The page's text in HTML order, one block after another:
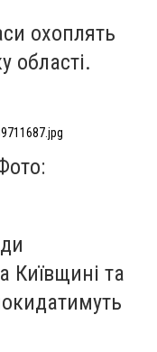
охоплять
області.
Київщині та